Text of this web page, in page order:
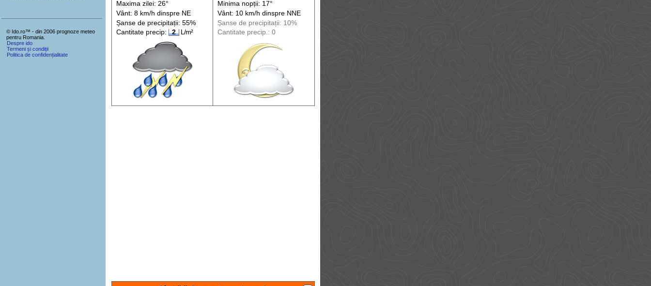
Maxima zilei: 26°
Vânt: 8 km/h dinspreNE
Șanse de precipitații: 55%
Cantitate precip:
2 L/m²
Minima nopții: 17°
Vânt: 10 km/h dinspreNNE
Șanse de precipitații: 10%
Cantitate precip.: 0
© Ido.ro™ - din 2006 prognoze meteo
pentru Romania.
Despre ido
Termeni și condiții
Politica de confidențialitate